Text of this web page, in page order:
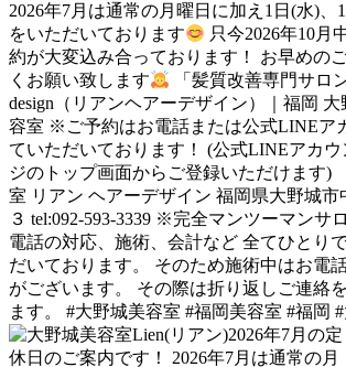
2026年7月は通常の月曜日に加え1日(水)、
をいただいております
只今2026年10月
約が大変込み合っております！ お早めの
くお願い致します
「髪質改善専門サロ
design（リアンヘアーデザイン）｜福岡
容室 ※ご予約はお電話または公式LINEア
ていただいております！ (公式LINEアカ
ジのトップ画面からご登録いただけます)
室 リアン ヘアーデザイン 福岡県大野城市
３ tel:092-593-3339 ※完全マンツーマンサ
電話の対応、施術、会計など 全てひとり
だいております。 そのため施術中はお電
がございます。 その際は折り返しご連絡
ます。 #大野城美容室 #福岡美容室 #福岡